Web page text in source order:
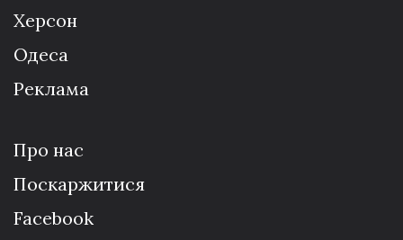
Херсон
Одеса
Реклама
Про нас
Поскаржитися
Facebook